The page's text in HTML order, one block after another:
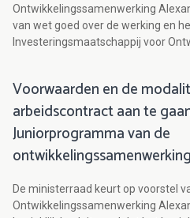
Ontwikkelingssamenwerking
van wet goed over de werking en
Investeringsmaatschappij voor
Voorwaarden en de
arbeidscontract aan te
Juniorprogramma van de
ontwikkelingssamenwerking
De ministerraad keurt op voorstel
Ontwikkelingssamenwerking